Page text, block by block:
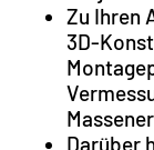
Zu Ihren
3D-
Darüber